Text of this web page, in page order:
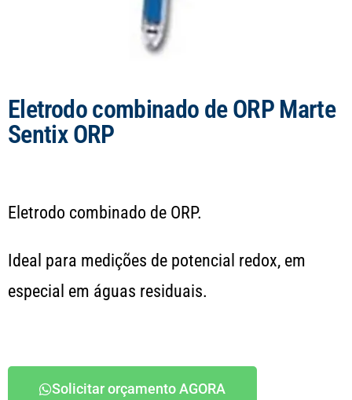
Eletrodo combinado de ORP Marte
Sentix ORP
Eletrodo combinado de ORP.
Ideal para medições de potencial redox, em
especial em águas residuais.
Solicitar orçamento AGORA